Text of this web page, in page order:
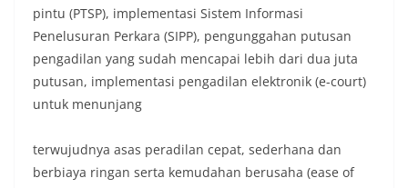
pintu (PTSP), implementasi Sistem Informasi
Penelusuran Perkara (SIPP), pengunggahan putusan
pengadilan yang sudah mencapai lebih dari dua juta
putusan, implementasi pengadilan elektronik (e-court)
untuk menunjang
terwujudnya asas peradilan cepat, sederhana dan
berbiaya ringan serta kemudahan berusaha (ease of